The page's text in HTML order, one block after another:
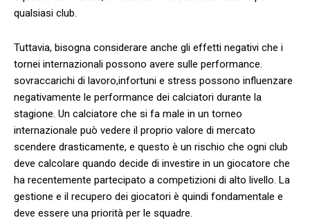
qualsiasi club.
Tuttavia, bisogna considerare anche gli effetti negativi‍ che i
tornei internazionali possono avere​ sulle performance.
⁣sovraccarichi di​ lavoro,infortuni e stress possono influenzare
negativamente le performance dei calciatori ⁣durante la
stagione. Un calciatore che si fa male in‌ un torneo
internazionale può⁢ vedere ‍il ​proprio⁣ valore di mercato
scendere drasticamente, e ​questo è un rischio che ogni club
deve calcolare quando decide di ⁢investire in ‌un giocatore ⁢che
ha recentemente partecipato ‍a competizioni di alto livello. ⁤La
gestione e il recupero dei giocatori è quindi fondamentale e
deve ‍essere una priorità per le squadre.